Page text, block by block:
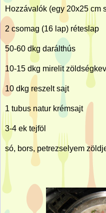
Hozzávalók (egy 20x25 cm
2 csomag (16 lap) réteslap
50-60 dkg darálthús
10-15 dkg mirelit
10 dkg reszelt sajt
1 tubus natur krémsajt
3-4 ek tejföl
só, bors, petrezselyem